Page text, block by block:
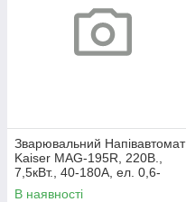
Зварювальний Напівавтомат
Kaiser MAG-195R, 220В.,
7,5кВт., 40-180А, ел. 0,6-
1,0мм.37кг
В наявності